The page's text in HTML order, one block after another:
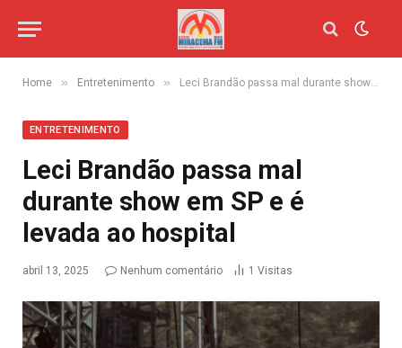
Home » Entretenimento » Leci Brandão passa mal durante show em SP e é levada ao hospital
ENTRETENIMENTO
Leci Brandão passa mal
durante show em SP e é
levada ao hospital
abril 13, 2025 Nenhum comentário 1 Visitas